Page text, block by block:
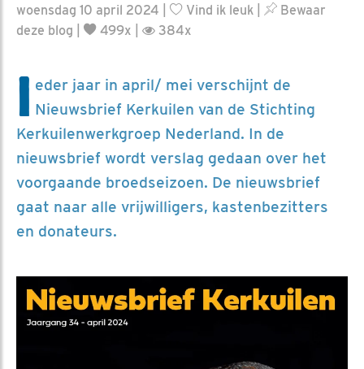
woensdag 10 april 2024 |
Vind ik leuk
Bewaar
deze blog
499x | 384x
I eder jaar in april/ mei verschijnt de
Nieuwsbrief Kerkuilen van de Stichting
Kerkuilenwerkgroep Nederland. In de
nieuwsbrief wordt verslag gedaan over het
voorgaande broedseizoen. De nieuwsbrief
gaat naar alle vrijwilligers, kastenbezitters
en donateurs.